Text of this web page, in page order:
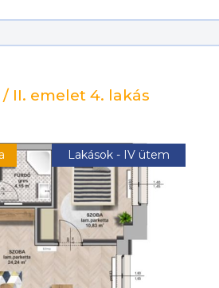
II. emelet 4. lakás
Lakások - IV ütem